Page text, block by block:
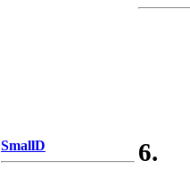
SmallD
6.